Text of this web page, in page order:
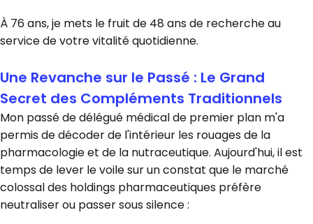
À 76 ans, je mets le fruit de 48 ans de recherche au
service de votre vitalité quotidienne.
Une Revanche sur le Passé : Le Grand
Secret des Compléments Traditionnels
Mon passé de délégué médical de premier plan m'a
permis de décoder de l'intérieur les rouages de la
pharmacologie et de la nutraceutique. Aujourd'hui, il est
temps de lever le voile sur un constat que le marché
colossal des holdings pharmaceutiques préfère
neutraliser ou passer sous silence :